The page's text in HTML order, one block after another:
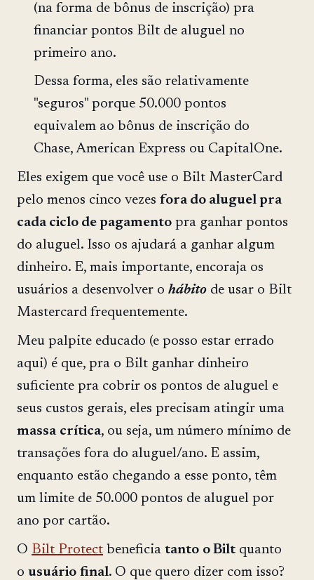
(na forma de bônus de inscrição) pra
financiar pontos Bilt de aluguel no
primeiro ano.
Dessa forma, eles são relativamente
"seguros" porque 50.000 pontos
equivalem ao bônus de inscrição do
Chase, American Express ou CapitalOne.
Eles exigem que você use o Bilt MasterCard
pelo menos cinco vezes fora do aluguel pra
cada ciclo de pagamento pra ganhar pontos
do aluguel. Isso os ajudará a ganhar algum
dinheiro. E, mais importante, encoraja os
usuários a desenvolver o hábito de usar o Bilt
Mastercard frequentemente.
Meu palpite educado (e posso estar errado
aqui) é que, pra o Bilt ganhar dinheiro
suficiente pra cobrir os pontos de aluguel e
seus custos gerais, eles precisam atingir uma
massa crítica, ou seja, um número mínimo de
transações fora do aluguel/ano. E assim,
enquanto estão chegando a esse ponto, têm
um limite de 50.000 pontos de aluguel por
ano por cartão.
O Bilt Protect beneficia tanto o Bilt quanto
o usuário final. O que quero dizer com isso?